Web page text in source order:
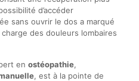
d’accéder
sans ouvrir le dos a marqué
des douleurs lombaires
en ostéopathie,
, est à la pointe de